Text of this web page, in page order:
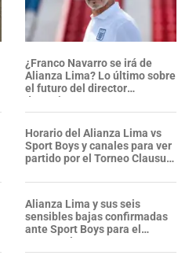
¿Franco Navarro se irá de
Alianza Lima? Lo último sobre
el futuro del director
deportivo
Horario del Alianza Lima vs
Sport Boys y canales para ver
partido por el Torneo Clausura
Alianza Lima y sus seis
sensibles bajas confirmadas
ante Sport Boys para el
Torneo Clausura